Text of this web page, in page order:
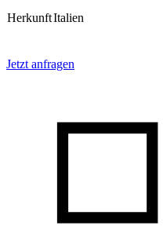
HerkunftItalien
Jetzt anfragen